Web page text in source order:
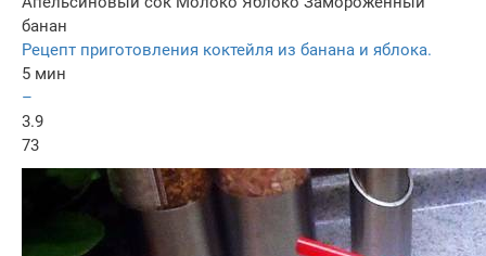
банан
Рецепт приготовления коктейля из банана и яблока.
5 мин
–
3.9
73